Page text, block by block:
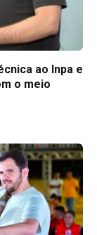
ao Inpa e
o meio